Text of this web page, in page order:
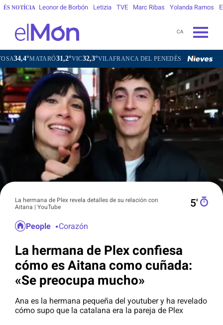
ÉS NOTÍCIA Leonor de Borbón Letizia TVE Marc Ribas Yolanda Ramos
CA
31,2°VIC32,3°VILAFRANCA DEL PENEDÈS31,6°VILANOVA I LA
La hermana de Plex revela detalles de su relación con
Aitana | YouTube
5′
People Corazón
La hermana de Plex confiesa
cómo es Aitana como cuñada:
«Se preocupa mucho»
Ana es la hermana pequeña del youtuber y ha revelado
cómo supo que la catalana era la pareja de Plex